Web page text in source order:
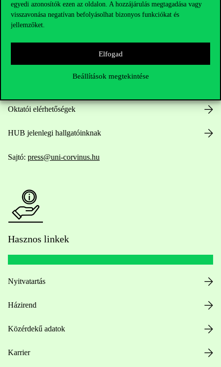
egyedi azonosítók ezen az oldalon. A hozzájárulás megtagadása vagy
visszavonása negatívan befolyásolhat bizonyos funkciókat és
jellemzőket.
Elfogad
Beállítások megtekintése
Elérhetőségek
Oktatói elérhetőségek
HUB jelenlegi hallgatóinknak
Sajtó: press@uni-corvinus.hu
Hasznos linkek
Nyitvatartás
Házirend
Közérdekű adatok
Karrier